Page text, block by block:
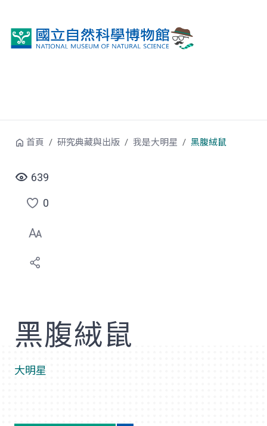
首頁 研究典藏與出版 我是大明星 黑腹絨鼠
639
點
選
喜
0
黑腹絨鼠
大明星